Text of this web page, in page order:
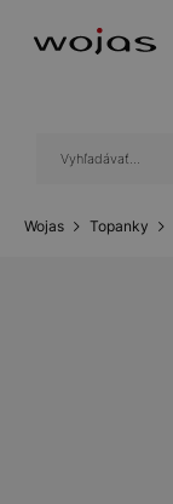
Wojas Topanky